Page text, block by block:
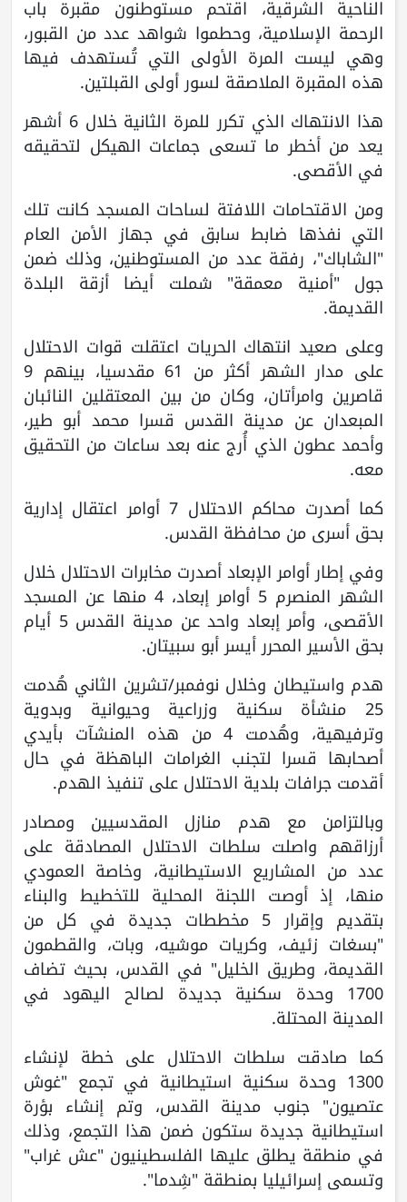
الناحية الشرقية، اقتحم مستوطنون مقبرة باب
الرحمة الإسلامية، وحطموا شواهد عدد من القبور،
وهي ليست المرة الأولى التي تُستهدف فيها
هذه المقبرة الملاصقة لسور أولى القبلتين.
هذا الانتهاك الذي تكرر للمرة الثانية خلال 6 أشهر
يعد من أخطر ما تسعى جماعات الهيكل لتحقيقه
في الأقصى.
ومن الاقتحامات اللافتة لساحات المسجد كانت تلك
التي نفذها ضابط سابق في جهاز الأمن العام
"الشاباك"، رفقة عدد من المستوطنين، وذلك ضمن
جول "أمنية معمقة" شملت أيضا أزقة البلدة
القديمة.
وعلى صعيد انتهاك الحريات اعتقلت قوات الاحتلال
على مدار الشهر أكثر من 61 مقدسيا، بينهم 9
قاصرين وامرأتان، وكان من بين المعتقلين النائبان
المبعدان عن مدينة القدس قسرا محمد أبو طير،
وأحمد عطون الذي أُرج عنه بعد ساعات من التحقيق
معه.
كما أصدرت محاكم الاحتلال 7 أوامر اعتقال إدارية
بحق أسرى من محافظة القدس.
وفي إطار أوامر الإبعاد أصدرت مخابرات الاحتلال خلال
الشهر المنصرم 5 أوامر إبعاد، 4 منها عن المسجد
الأقصى، وأمر إبعاد واحد عن مدينة القدس 5 أيام
بحق الأسير المحرر أيسر أبو سبيتان.
هدم واستيطان وخلال نوفمبر/تشرين الثاني هُدمت
25 منشأة سكنية وزراعية وحيوانية وبدوية
وترفيهية، وهُدمت 4 من هذه المنشآت بأيدي
أصحابها قسرا لتجنب الغرامات الباهظة في حال
أقدمت جرافات بلدية الاحتلال على تنفيذ الهدم.
وبالتزامن مع هدم منازل المقدسيين ومصادر
أرزاقهم واصلت سلطات الاحتلال المصادقة على
عدد من المشاريع الاستيطانية، وخاصة العمودي
منها، إذ أوصت اللجنة المحلية للتخطيط والبناء
بتقديم وإقرار 5 مخططات جديدة في كل من
"بسغات زئيف، وكريات موشيه، وبات، والقطمون
القديمة، وطريق الخليل" في القدس، بحيث تضاف
1700 وحدة سكنية جديدة لصالح اليهود في
المدينة المحتلة.
كما صادقت سلطات الاحتلال على خطة لإنشاء
1300 وحدة سكنية استيطانية في تجمع "غوش
عتصيون" جنوب مدينة القدس، وتم إنشاء بؤرة
استيطانية جديدة ستكون ضمن هذا التجمع، وذلك
في منطقة يطلق عليها الفلسطينيون "عش غراب"
وتسمى إسرائيليا بمنطقة "شِدما".